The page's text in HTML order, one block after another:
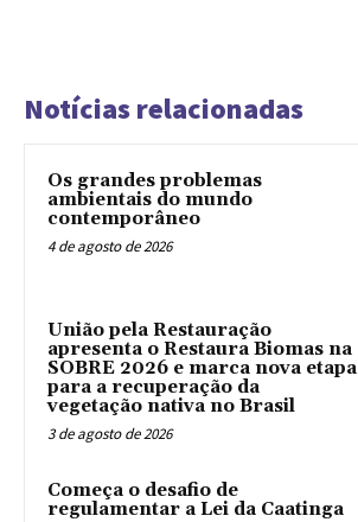
Notícias relacionadas
Os grandes problemas
ambientais do mundo
contemporâneo
4 de agosto de 2026
União pela Restauração
apresenta o Restaura Biomas na
SOBRE 2026 e marca nova etapa
para a recuperação da
vegetação nativa no Brasil
3 de agosto de 2026
Começa o desafio de
regulamentar a Lei da Caatinga